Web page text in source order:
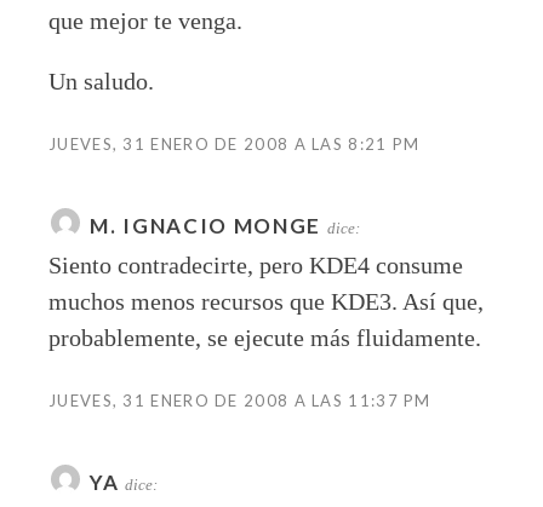
que mejor te venga.
Un saludo.
JUEVES, 31 ENERO DE 2008 A LAS 8:21 PM
M. IGNACIO MONGE dice:
Siento contradecirte, pero KDE4 consume
muchos menos recursos que KDE3. Así que,
probablemente, se ejecute más fluidamente.
JUEVES, 31 ENERO DE 2008 A LAS 11:37 PM
YA dice: